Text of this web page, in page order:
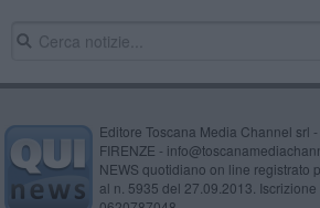
Editore Toscana Media Channel srl
FIRENZE -
NEWS quotidiano on line registrato
al n. 5935 del 27.09.2013. Iscrizione